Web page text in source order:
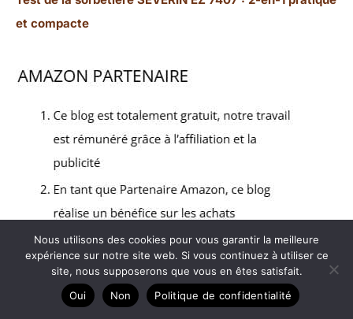
et compacte
Nous utilisons des cookies pour vous garantir la meilleure
expérience sur notre site web. Si vous continuez à utiliser ce
site, nous supposerons que vous en êtes satisfait.
Oui
Non Politique de confidentialité